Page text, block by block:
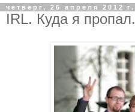
четверг, 26 апреля 2012 г.
IRL. Куда я пропал.